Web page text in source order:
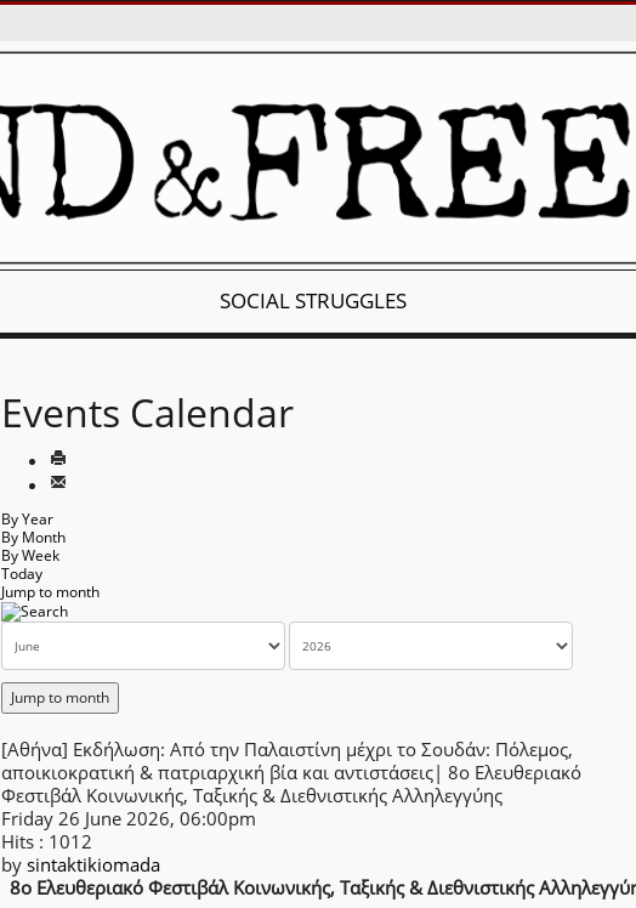
SOCIAL STRUGGLES
Events Calendar
By Year
By Month
By Week
Today
Jump to month
Jump to month
[Αθήνα] Εκδήλωση: Από την Παλαιστίνη μέχρι το Σουδάν: Πόλεμος,
αποικιοκρατική & πατριαρχική βία και αντιστάσεις| 8ο Ελευθεριακό
Φεστιβάλ Κοινωνικής, Ταξικής & Διεθνιστικής Αλληλεγγύης
Friday 26 June 2026, 06:00pm
Hits : 1012
by sintaktikiomada
8ο Ελευθεριακό Φεστιβάλ Κοινωνικής, Ταξικής & Διεθνιστικής